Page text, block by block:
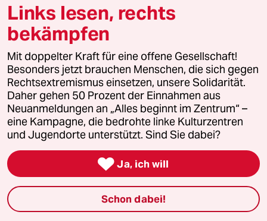
...falsch oder nicht falsch, 'unsere'
Bundesregierung hat es mal wieder geschafft,
Grenzwerte, überall in der EU gültig, werden in
Deutschland zur Makulatur.
JJ Jens J. Korff
15.02.2019 ,13:15 Uhr
Achtsamer hat schon darauf hingewiesen:
Köhlers Feinstaubrechnung ist noch viel
"falscher" als Malte Kreutzfeld
dankenswerterweise ermittelt hat:
10 mg Kondensat pro Zigarette in 10 l Atemluft
ergibt nicht 100 g, auch nicht 10 g, sondern 1
Links lesen, rechts
bekämpfen
Mit doppelter Kraft für eine offene Gesellschaft!
Besonders jetzt brauchen Menschen, die sich gegen
Rechtsextremismus einsetzen, unsere Solidarität.
Daher gehen 50 Prozent der Einnahmen aus
Neuanmeldungen an „Alles beginnt im Zentrum“ –
eine Kampagne, die bedrohte linke Kulturzentren
und Jugendorte unterstützt. Sind Sie dabei?
 Ja, ich will
Schon dabei!